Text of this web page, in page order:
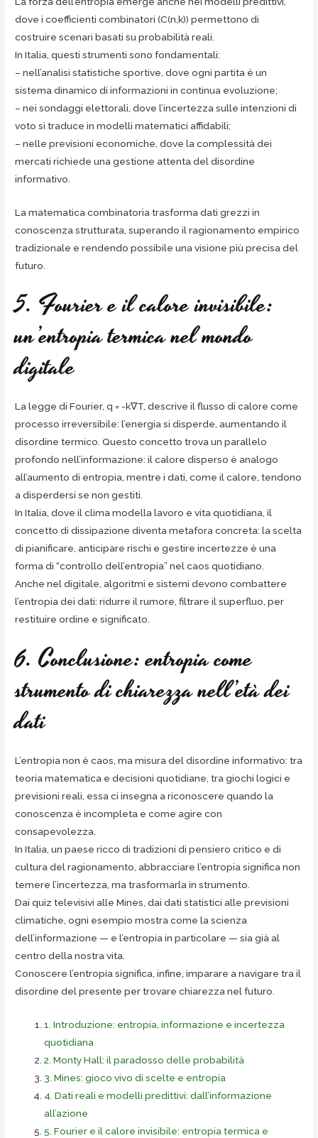
dove i coefficienti combinatori (C(n,k)) permettono di
costruire scenari basati su probabilità reali.
In Italia, questi strumenti sono fondamentali:
– nell’analisi statistiche sportive, dove ogni partita è un
sistema dinamico di informazioni in continua evoluzione;
– nei sondaggi elettorali, dove l’incertezza sulle intenzioni di
voto si traduce in modelli matematici affidabili;
– nelle previsioni economiche, dove la complessità dei
mercati richiede una gestione attenta del disordine
informativo.
La matematica combinatoria trasforma dati grezzi in
conoscenza strutturata, superando il ragionamento empirico
tradizionale e rendendo possibile una visione più precisa del
futuro.
5. Fourier e il calore invisibile:
un’entropia termica nel mondo
digitale
La legge di Fourier, q = -k∇T, descrive il flusso di calore come
processo irreversibile: l’energia si disperde, aumentando il
disordine termico. Questo concetto trova un parallelo
profondo nell’informazione: il calore disperso è analogo
all’aumento di entropia, mentre i dati, come il calore, tendono
a disperdersi se non gestiti.
In Italia, dove il clima modella lavoro e vita quotidiana, il
concetto di dissipazione diventa metafora concreta: la scelta
di pianificare, anticipare rischi e gestire incertezze è una
forma di “controllo dell’entropia” nel caos quotidiano.
Anche nel digitale, algoritmi e sistemi devono combattere
l’entropia dei dati: ridurre il rumore, filtrare il superfluo, per
restituire ordine e significato.
6. Conclusione: entropia come
strumento di chiarezza nell’età dei
dati
L’entropia non è caos, ma misura del disordine informativo: tra
teoria matematica e decisioni quotidiane, tra giochi logici e
previsioni reali, essa ci insegna a riconoscere quando la
conoscenza è incompleta e come agire con
consapevolezza.
In Italia, un paese ricco di tradizioni di pensiero critico e di
cultura del ragionamento, abbracciare l’entropia significa non
temere l’incertezza, ma trasformarla in strumento.
Dai quiz televisivi alle Mines, dai dati statistici alle previsioni
climatiche, ogni esempio mostra come la scienza
dell’informazione — e l’entropia in particolare — sia già al
centro della nostra vita.
Conoscere l’entropia significa, infine, imparare a navigare tra il
disordine del presente per trovare chiarezza nel futuro.
1. Introduzione: entropia, informazione e incertezza
quotidiana
2. Monty Hall: il paradosso delle probabilità
3. Mines: gioco vivo di scelte e entropia
4. Dati reali e modelli predittivi: dall’informazione
all’azione
5. Fourier e il calore invisibile: entropia termica e